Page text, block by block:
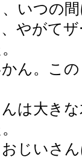
いつの
やがて
かん。こ
は大きな
じいさん